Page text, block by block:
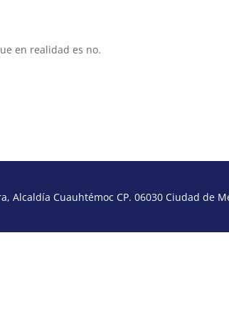
en realidad es no.
Cuauhtémoc CP. 06030 Ciudad de